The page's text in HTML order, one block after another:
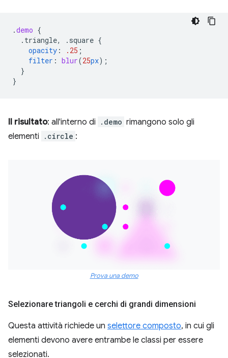
.demo {
.triangle,
.square {
opacity : .25 ;
filter : blur(25px);
}
}
Il risultato: all'interno di .demo rimangono solo gli
elementi
.circle :
Prova una demo
Selezionare triangoli e cerchi di grandi dimensioni
Questa attività richiede un selettore composto, in cui gli
elementi devono avere entrambe le classi per essere
selezionati.